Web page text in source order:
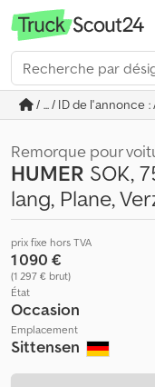
/ ... / ID de l'annonce
Remorque pour
HUMER SOK,
lang, Plane,
prix fixe hors TVA
1 090 €
(1 297 € brut)
État
Occasion
Emplacement
Sittensen